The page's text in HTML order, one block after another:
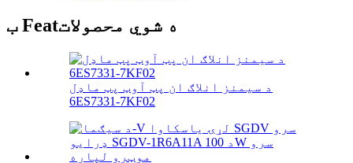
ب Featه شوي محصولات
د سیمنز انلاګ ان پټ آوټ پټ ماډل
6ES7331-7KF02